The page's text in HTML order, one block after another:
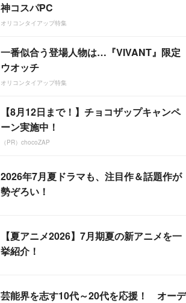
神コスパPC
オリコンタイアップ特集
一番似合う登場人物は…『VIVANT』限定
ウオッチ
オリコンタイアップ特集
【8月12日まで！】チョコザップキャンペ
ーン実施中！
（PR）chocoZAP
2026年7月夏ドラマも、注目作＆話題作が
勢ぞろい！
【夏アニメ2026】7月期夏の新アニメを一
挙紹介！
芸能界を志す10代～20代を応援！ オーデ